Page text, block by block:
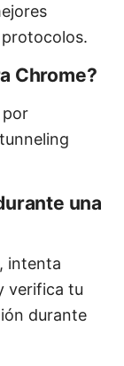
Chrome?
por
una
intenta
verifica tu
durante